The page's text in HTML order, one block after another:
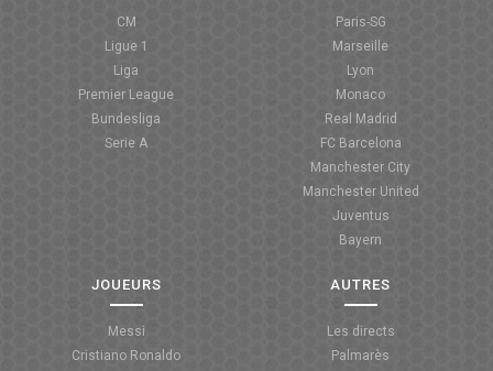
COUPE DE FRANCE
COUPE DE LA LIGUE
CM
Ligue 1
Liga
Premier League
Bundesliga
Serie A
Paris-SG
Marseille
Lyon
Monaco
Real Madrid
FC Barcelona
Manchester City
Manchester United
Juventus
Bayern
JOUEURS
Messi
Cristiano Ronaldo
AUTRES
Les directs
Palmarès